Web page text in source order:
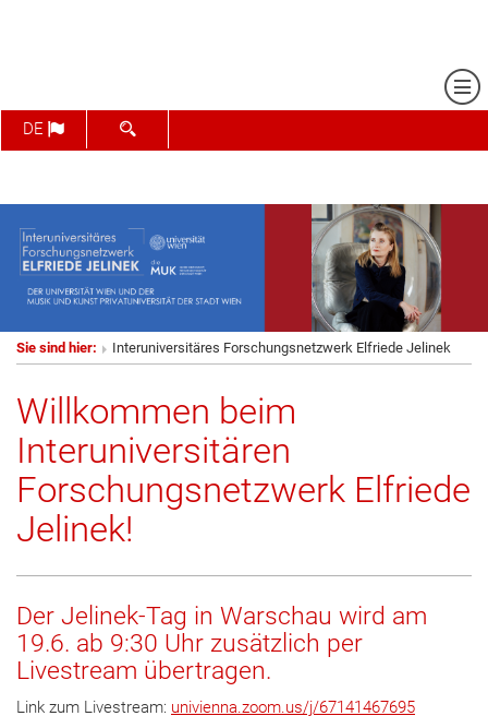
DE SUCHFORMULAR ÖFFNEN
Sie sind hier: Interuniversitäres Forschungsnetzwerk Elfriede Jelinek
Willkommen beim
Interuniversitären
Forschungsnetzwerk Elfriede
Jelinek!
Der Jelinek-Tag in Warschau wird am
19.6. ab 9:30 Uhr zusätzlich per
Livestream übertragen.
Link zum Livestream: univienna.zoom.us/j/67141467695